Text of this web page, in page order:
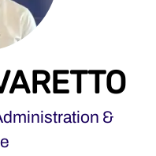
&